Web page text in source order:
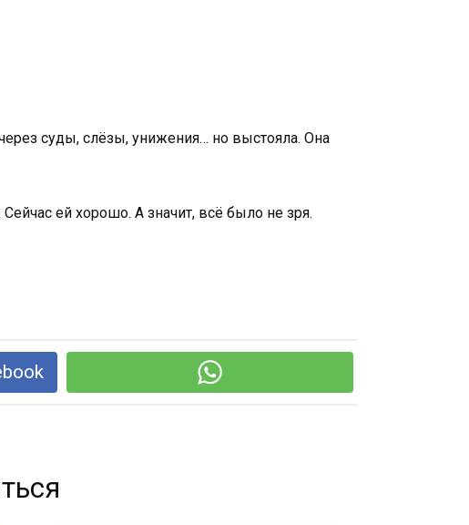
суды, слёзы, унижения… но выстояла. Она
ей хорошо. А значит, всё было не зря.